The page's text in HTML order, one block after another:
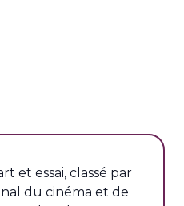
et essai, classé par
du cinéma et de